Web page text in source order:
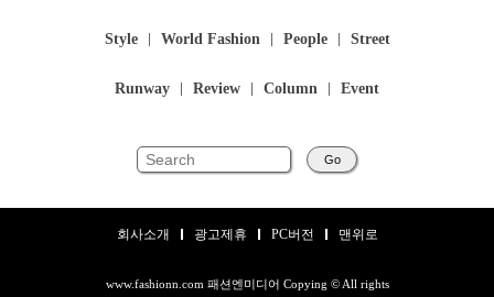
Style World Fashion People Street
Runway Review Column Event
Go
회사소개 광고제휴 PC버전 맨위로
www.fashionn.com 패션엔미디어 Copying © All rights